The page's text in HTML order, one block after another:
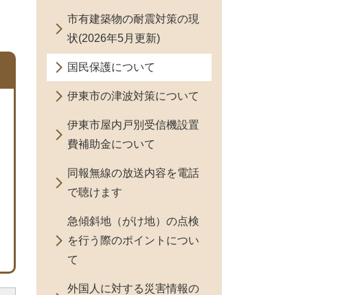
市有建築物の耐震対策の現
状(2026年5月更新)
国民保護について
伊東市の津波対策について
伊東市屋内戸別受信機設置
費補助金について
同報無線の放送内容を電話
で聴けます
急傾斜地（がけ地）の点検
を行う際のポイントについ
て
外国人に対する災害情報の